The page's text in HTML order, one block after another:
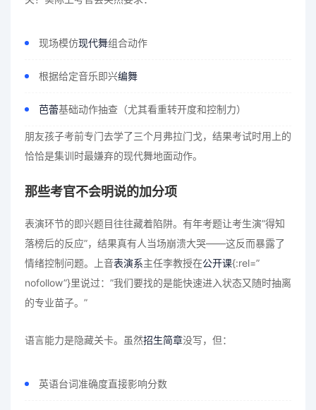
现场模仿现代舞组合动作
根据给定音乐即兴编舞
芭蕾基础动作抽查（尤其看重转开度和控制力）
朋友孩子考前专门去学了三个月弗拉门戈，结果考试时用上的
恰恰是集训时最嫌弃的现代舞地面动作。
那些考官不会明说的加分项
表演环节的即兴题目往往藏着陷阱。有年考题让考生演”得知
落榜后的反应”，结果真有人当场崩溃大哭——这反而暴露了
情绪控制问题。上音表演系主任李教授在公开课{:rel=”
nofollow”}里说过：”我们要找的是能快速进入状态又随时抽离
的专业苗子。”
语言能力是隐藏关卡。虽然招生简章没写，但：
英语台词准确度直接影响分数